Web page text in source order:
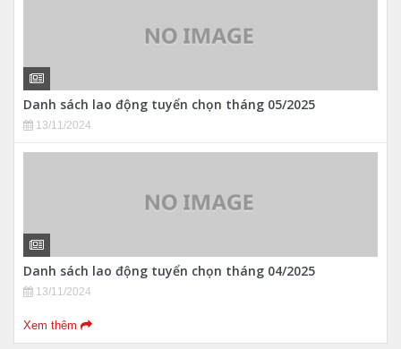
Danh sách lao động tuyển chọn tháng 05/2025
13/11/2024
Danh sách lao động tuyển chọn tháng 04/2025
13/11/2024
Xem thêm